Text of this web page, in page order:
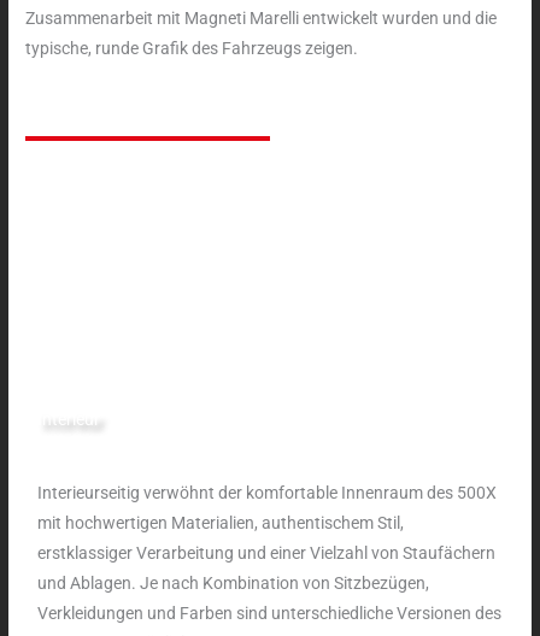
Zusammenarbeit mit Magneti Marelli entwickelt wurden und die
typische, runde Grafik des Fahrzeugs zeigen.
Interieur
Interieurseitig verwöhnt der komfortable Innenraum des 500X
mit hochwertigen Materialien, authentischem Stil,
erstklassiger Verarbeitung und einer Vielzahl von Staufächern
und Ablagen. Je nach Kombination von Sitzbezügen,
Verkleidungen und Farben sind unterschiedliche Versionen des